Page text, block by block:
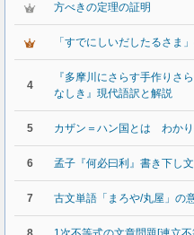
方べきの定理の証明
「すでにしいだしたるさま
4
『多摩川にさらす手作り
なしき』現代語訳と解説
5 カザン＝ハン国とは わか
6 孟子『何必曰利』書き下し
7 古文単語「まろや/丸屋」の